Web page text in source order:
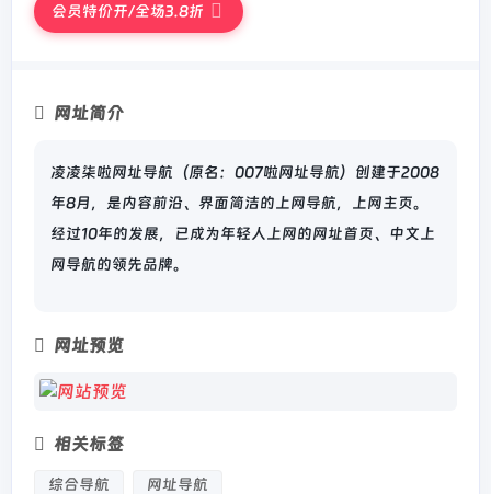
会员特价开/全场3.8折
网址简介
凌凌柒啦网址导航（原名：007啦网址导航）创建于2008
年8月，是内容前沿、界面简洁的上网导航，上网主页。
经过10年的发展，已成为年轻人上网的网址首页、中文上
网导航的领先品牌。
网址预览
相关标签
综合导航 网址导航